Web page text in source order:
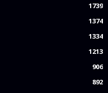
1739
1374
1334
1213
906
892